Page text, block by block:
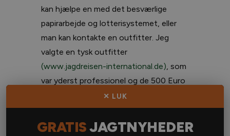
kan hjælpe en med det besværlige
papirarbejde og lotterisystemet, eller
man kan kontakte en outfitter. Jeg
valgte en tysk outfitter
(www.jagdreisen-international.de), som
var yderst professionel og de 500 Euro
værd, som han tog for at arrangere hele
turen. Men vær forberedt på, at den
store efterspørgsel og de begrænsede
✕ LUK
GRATISJAGTNYHEDER